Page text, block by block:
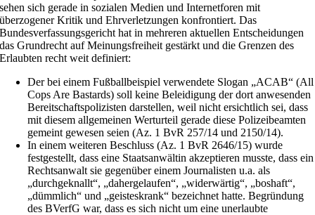
sehen sich gerade in sozialen Medien und Internetforen mit
überzogener Kritik und Ehrverletzungen konfrontiert. Das
Bundesverfassungsgericht hat in mehreren aktuellen Entscheidungen
das Grundrecht auf Meinungsfreiheit gestärkt und die Grenzen des
Erlaubten recht weit definiert:
Der bei einem Fußballbeispiel verwendete Slogan „ACAB“ (All
Cops Are Bastards) soll keine Beleidigung der dort anwesenden
Bereitschaftspolizisten darstellen, weil nicht ersichtlich sei, dass
mit diesem allgemeinen Werturteil gerade diese Polizeibeamten
gemeint gewesen seien (Az. 1 BvR 257/14 und 2150/14).
In einem weiteren Beschluss (Az. 1 BvR 2646/15) wurde
festgestellt, dass eine Staatsanwältin akzeptieren musste, dass ein
Rechtsanwalt sie gegenüber einem Journalisten u.a. als
„durchgeknallt“, „dahergelaufen“, „widerwärtig“, „boshaft“,
„dümmlich“ und „geisteskrank“ bezeichnet hatte. Begründung
des BVerfG war, dass es sich nicht um eine unerlaubte